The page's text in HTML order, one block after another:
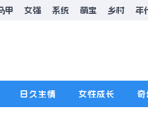
甲 女强 系统 萌宝 乡村 年
日久生情 女性成长 奇